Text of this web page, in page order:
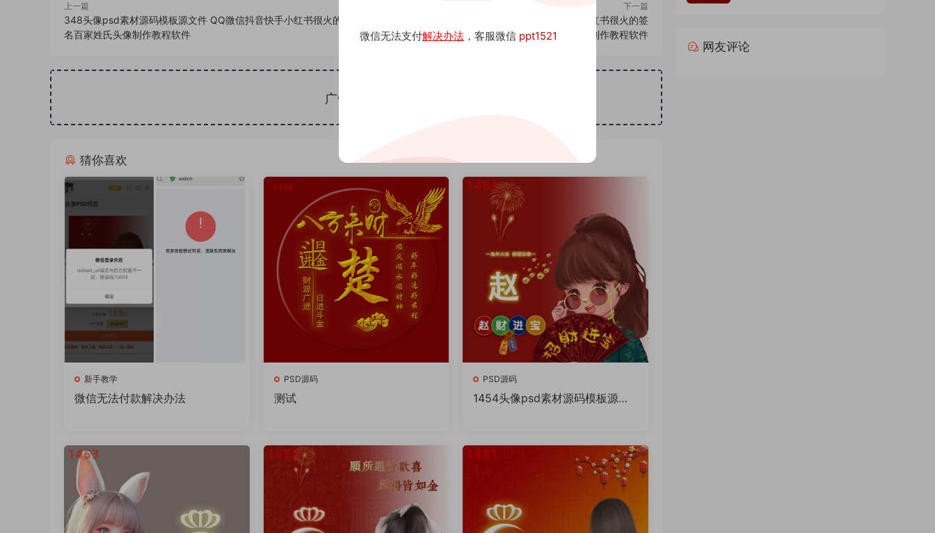
上一篇
348头像psd素材源码模板源文件 QQ微信抖音快手小红书很火的签
名百家姓氏头像制作教程软件
下一篇
350头像psd素材源码模板源文件 QQ微信抖音快手小红书很火的签
名百家姓氏头像制作教程软件
广告位招租
猜你喜欢
新手教学
微信无法付款解决办法
PSD源码
测试
PSD源码
1454头像psd素材源码模板源文
网友评论
微信无法支付解决办法 ，客服微信 ppt1521